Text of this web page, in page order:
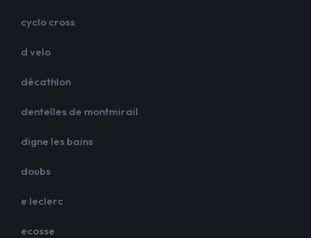
cyclo cross
d velo
décathlon
dentelles de montmirail
digne les bains
doubs
e leclerc
ecosse